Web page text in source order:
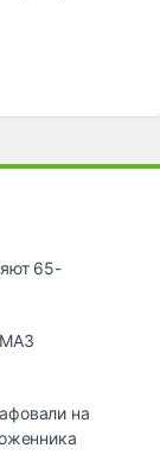
65-
на